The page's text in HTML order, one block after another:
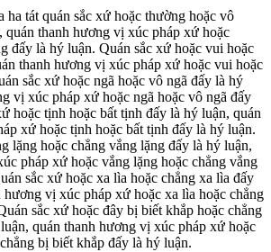
tát quán sắc xứ hoặc thường hoặc vô
quán thanh hương vị xúc pháp xứ hoặc
đấy là hý luận. Quán sắc xứ hoặc vui hoặc
thanh hương vị xúc pháp xứ hoặc vui hoặc
sắc xứ hoặc ngã hoặc vô ngã đấy là hý
vị xúc pháp xứ hoặc ngã hoặc vô ngã đấy
hoặc tịnh hoặc bất tịnh đấy là hý luận, quán
xứ hoặc tịnh hoặc bất tịnh đấy là hý luận.
lặng hoặc chẳng vắng lặng đấy là hý luận,
pháp xứ hoặc vắng lặng hoặc chẳng vắng
sắc xứ hoặc xa lìa hoặc chẳng xa lìa đấy
hương vị xúc pháp xứ hoặc xa lìa hoặc chẳng
sắc xứ hoặc đây bị biết khắp hoặc chẳng
quán thanh hương vị xúc pháp xứ hoặc
bị biết khắp đấy là hý luận.